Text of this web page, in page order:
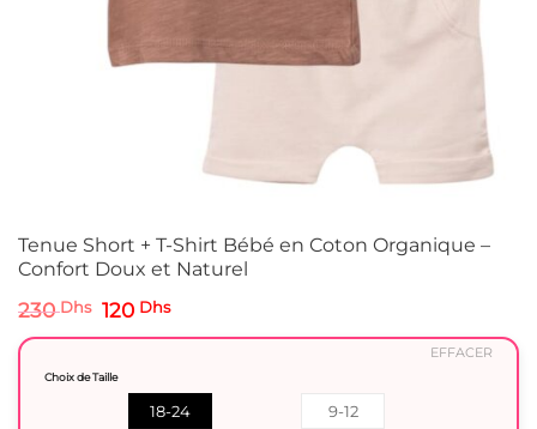
Tenue Short + T-Shirt Bébé en Coton Organique –
Confort Doux et Naturel
230Dhs Le
était :
230 Dhs.
120 DhsLe
Choix de Taille
18-24
9-12
EFFACER